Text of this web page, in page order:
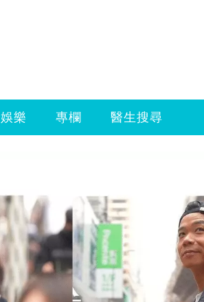
娛樂 專欄 醫生搜尋